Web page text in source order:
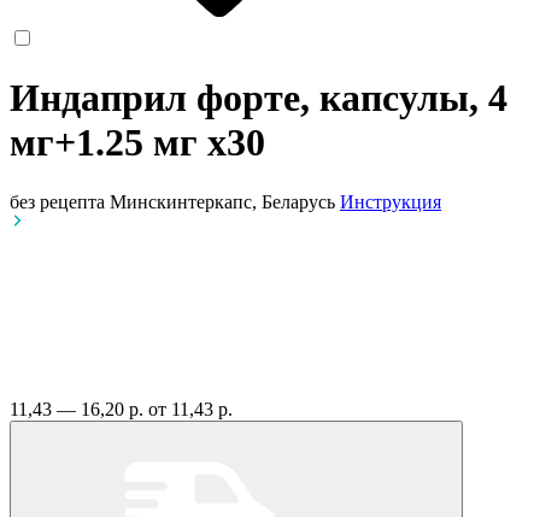
Индаприл форте, капсулы, 4
мг+1.25 мг x30
без рецепта Минскинтеркапс, Беларусь Инструкция
11,43 — 16,20 р. от 11,43 р.